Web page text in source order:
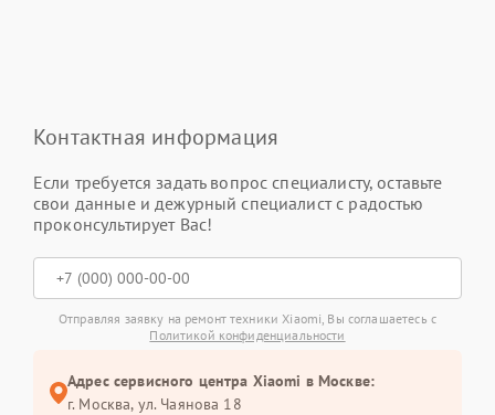
Контактная информация
Если требуется задать вопрос специалисту, оставьте
свои данные и дежурный специалист с радостью
проконсультирует Вас!
Отправляя заявку на ремонт техники Xiaomi, Вы соглашаетесь с
Политикой конфиденциальности
Адрес сервисного центра Xiaomi в Москве:
г. Москва, ул. Чаянова 18